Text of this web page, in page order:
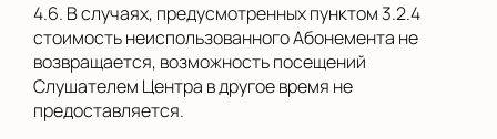
4.6. В случаях, предусмотренных пунктом 3.2.4
стоимость неиспользованного Абонемента не
возвращается, возможность посещений
Слушателем Центра в другое время не
предоставляется.